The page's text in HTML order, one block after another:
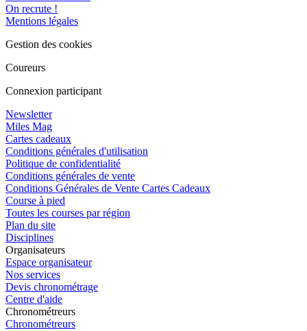
On recrute !
Mentions légales
Gestion des cookies
Coureurs
Connexion participant
Newsletter
Miles Mag
Cartes cadeaux
Conditions générales d'utilisation
Politique de confidentialité
Conditions générales de vente
Conditions Générales de Vente Cartes Cadeaux
Course à pied
Toutes les courses par région
Plan du site
Disciplines
Organisateurs
Espace organisateur
Nos services
Devis chronométrage
Centre d'aide
Chronométreurs
Chronométreurs